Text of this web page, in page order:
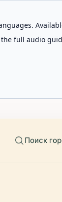
full audio
Поиск